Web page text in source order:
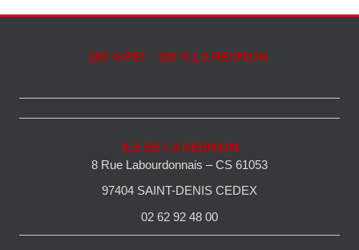
100 % PEI - 100 % LA REUNION
ILE DE LA REUNION
8 Rue Labourdonnais – CS 61053
97404 SAINT-DENIS CEDEX
02 62 92 48 00